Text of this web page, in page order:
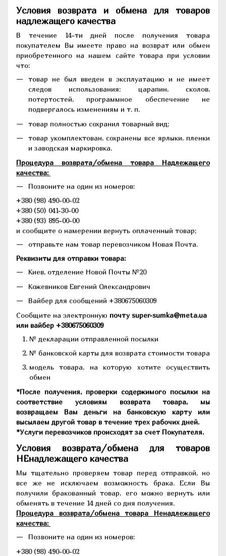
Условия возврата и обмена для товаров
надлежащего качества
В течение 14-ти дней после получения товара
покупателем Вы имеете право на возврат или обмен
приобретенного на нашем сайте товара при условии
что:
товар не был введен в эксплуатацию и не имеет
следов использования: царапин, сколов,
потертостей, программное обеспечение не
подвергалось изменениям и т. п.
товар полностью сохранил товарный вид;
товар укомплектован, сохранены все ярлыки, пленки
и заводская маркировка.
Процедура возврата/обмена товара Надлежащего
качества:
Позвоните на один из номеров:
+380 (98) 490-00-02
+380 (50) 041-30-00
+380 (93) 895-00-00
и сообщите о намерении вернуть оплаченный товар;
отправьте нам товар перевозчиком Новая Почта.
Реквизиты для отправки товара:
Киев, отделение Новой Почты №20
Кожевников Евгений Олександрович
Вайбер для сообщений +380675060309
Сообщите на электронную почту super-sumka@meta.ua
или вайбер +380675060309
№ декларации отправленной посылки
№ банковской карты для возврата стоимости товара
модель товара, на которую хотите осуществить
обмен
*После получения, проверки содержимого посылки на
соответствие условиям возврата товара, мы
возвращаем Вам деньги на банковскую карту или
высылаем другой товар в течение трех рабочих дней.
*Услуги перевозчиков происходят за счет Покупателя.
Условия возврата/обмена для товаров
НЕнадлежащего качества
Мы тщательно проверяем товар перед отправкой, но
все же не исключаем возможность брака. Если Вы
получили бракованный товар, его можно вернуть или
обменять в течение 14 дней со дня получения.
Процедура возврата/обмена товара Ненадлежащего
качества:
Позвоните на один из номеров:
+380 (98) 490-00-02